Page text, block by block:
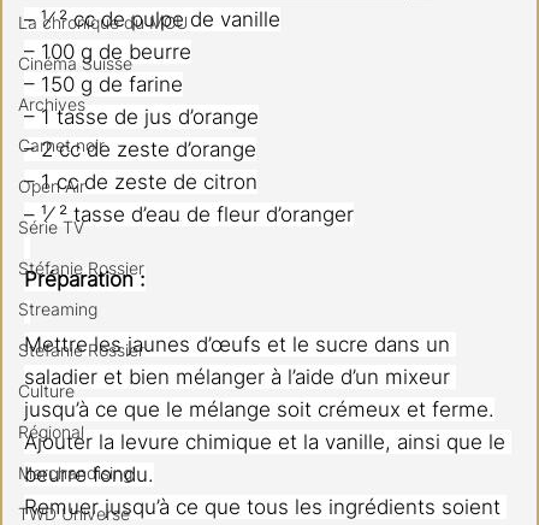
La chronique du MCU
Cinéma Suisse
Archives
Carnet noir
Open Air
Série TV
Stéfanie Rossier
Streaming
Stefanie Rossier
Culture
Régional
Merchandising
TWD Universe
– ¹⁄ ² cc de pulpe de vanille
– 100 g de beurre
– 150 g de farine
– 1 tasse de jus d’orange
– 2 cc de zeste d’orange
– 1 cc de zeste de citron
– ¹⁄ ² tasse d’eau de fleur d’oranger
Préparation :
Mettre les jaunes d’œufs et le sucre dans un
saladier et bien mélanger à l’aide d’un mixeur
jusqu’à ce que le mélange soit crémeux et ferme.
Ajouter la levure chimique et la vanille, ainsi que le
beurre fondu.
Remuer jusqu’à ce que tous les ingrédients soient